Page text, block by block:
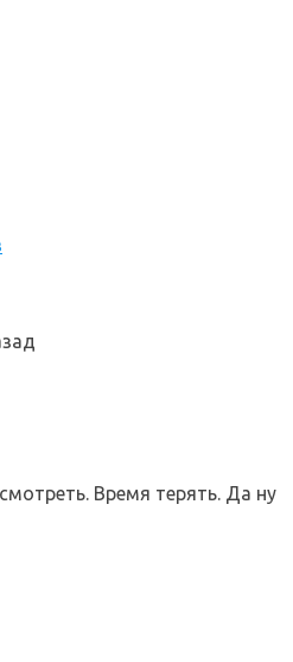
Время терять. Да ну